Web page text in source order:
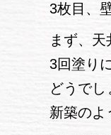
3枚目、
まず、
3回塗り
どうでし
新築のよ